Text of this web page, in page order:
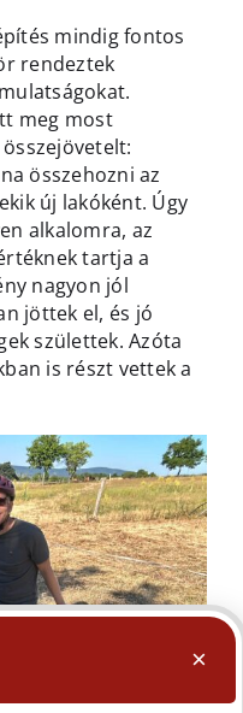
mindig fontos
rendeztek
meg most
összehozni az
új lakóként. Úgy
alkalomra, az
tartja a
nagyon jól
jöttek el, és jó
születtek. Azóta
is részt vettek a